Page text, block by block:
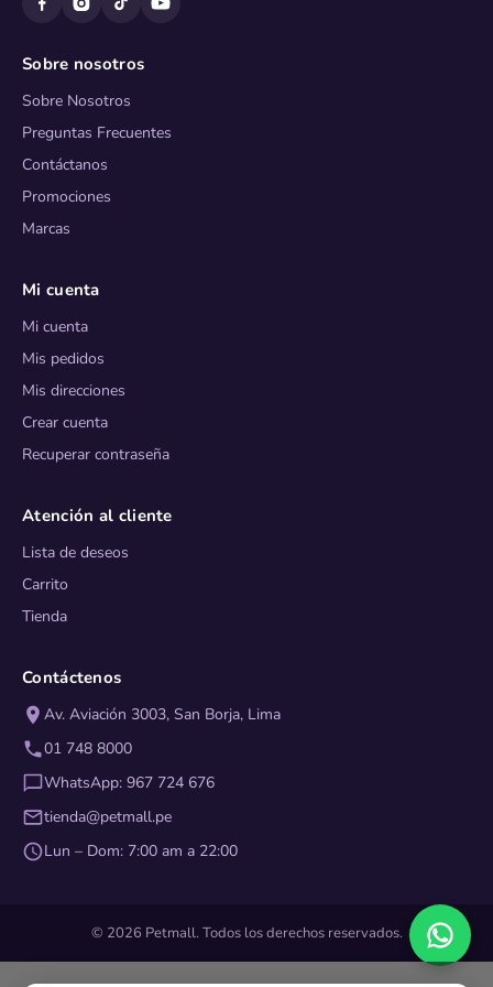
Sobre nosotros
Sobre Nosotros
Preguntas Frecuentes
Contáctanos
Promociones
Marcas
Mi cuenta
Mi cuenta
Mis pedidos
Mis direcciones
Crear cuenta
Recuperar contraseña
Atención al cliente
Lista de deseos
Carrito
Tienda
Contáctenos
Av. Aviación 3003, San Borja, Lima
01 748 8000
WhatsApp: 967 724 676
tienda@petmall.pe
Lun – Dom: 7:00 am a 22:00
© 2026 Petmall. Todos los derechos reservados.